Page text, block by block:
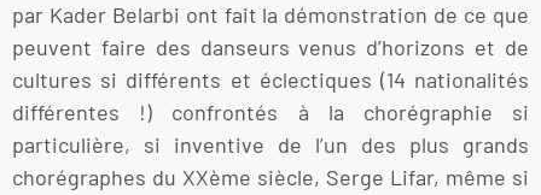
par Kader Belarbi ont fait la démonstration de ce que
peuvent faire des danseurs venus d’horizons et de
cultures si différents et éclectiques (14 nationalités
différentes !) confrontés à la chorégraphie si
particulière, si inventive de l’un des plus grands
chorégraphes du XXème siècle, Serge Lifar, même si